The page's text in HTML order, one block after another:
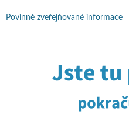
Povinně zveřejňované informace